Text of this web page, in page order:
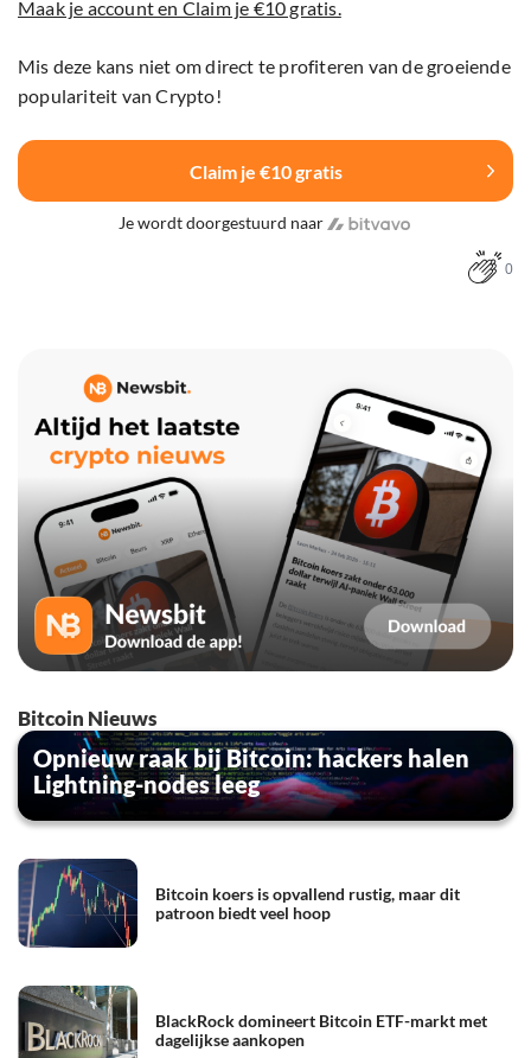
Maak je account en Claim je €10 gratis.
Mis deze kans niet om direct te profiteren van de groeiende
populariteit van Crypto!
Claim je €10 gratis
Je wordt doorgestuurd naar
0
Bitcoin Nieuws
Opnieuw raak bij Bitcoin: hackers halen
Lightning-nodes leeg
Bitcoin koers is opvallend rustig, maar dit
patroon biedt veel hoop
BlackRock domineert Bitcoin ETF-markt met
dagelijkse aankopen